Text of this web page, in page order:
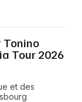
modernité.
Tonino
Tour 2026
et des